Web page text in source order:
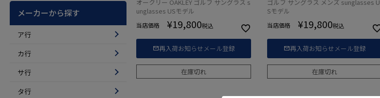
メーカーから探す
ア行
カ行
サ行
タ行
オークリー OAKLEY ゴルフ サングラス s
unglasses USモデル
当店価格 ¥19,800税込
再入荷お知らせメール登録
在庫切れ
ゴルフ サングラス メンズ sunglasses U
Sモデル
当店価格 ¥19,800税込
再入荷お知らせメール登録
在庫切れ